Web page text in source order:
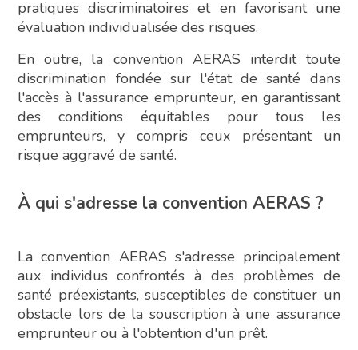
pratiques discriminatoires et en favorisant une
évaluation individualisée des risques.
En outre, la convention AERAS interdit toute
discrimination fondée sur l'état de santé dans
l'accès à l'assurance emprunteur, en garantissant
des conditions équitables pour tous les
emprunteurs, y compris ceux présentant un
risque aggravé de santé.
À qui s'adresse la convention AERAS ?
La convention AERAS s'adresse principalement
aux individus confrontés à des problèmes de
santé préexistants, susceptibles de constituer un
obstacle lors de la souscription à une assurance
emprunteur ou à l'obtention d'un prêt.